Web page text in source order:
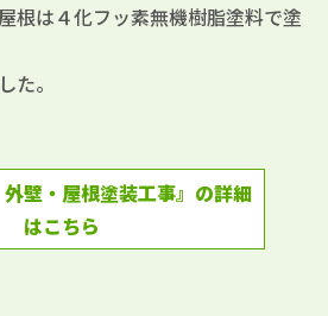
根は４化フッ素無機樹脂塗料で塗
た。
壁・屋根塗装工事』の詳細
はこちら